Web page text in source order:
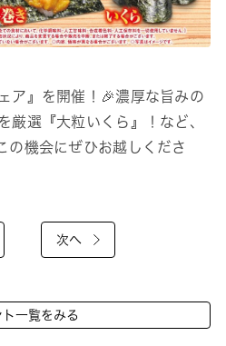
ア』を開催！🎉濃厚な旨みの
厳選『大粒いくら』！など、
の機会にぜひお越しくださ
次へ
ト一覧をみる